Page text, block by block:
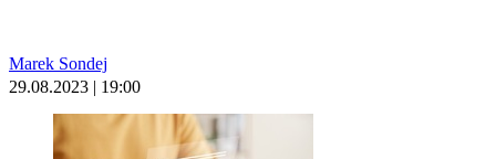
Marek Sondej
29.08.2023 | 19:00